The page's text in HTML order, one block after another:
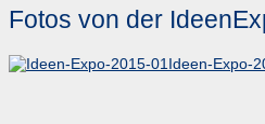
Fotos von der
Ideen-Expo-